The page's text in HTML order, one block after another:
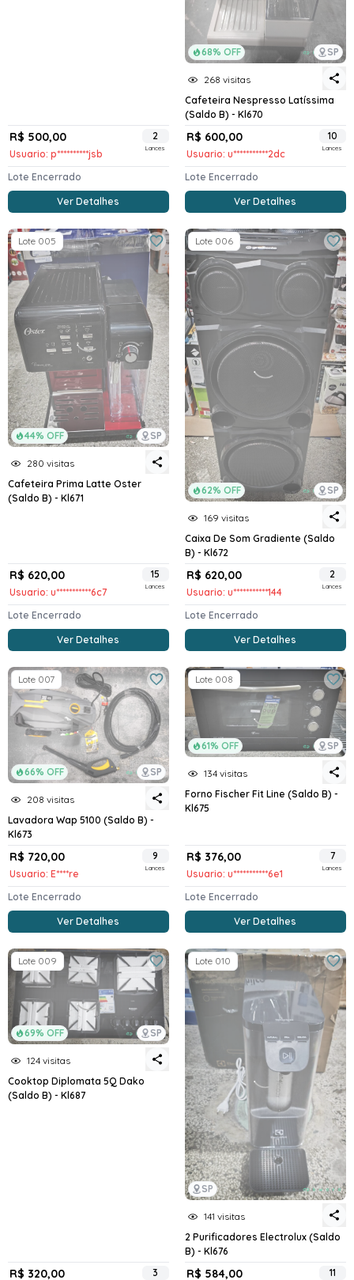
R$ 500,00
Usuario: p**********jsb
2
Lances
Lote Encerrado
Ver Detalhes
68% OFF SP
268 visitas
Cafeteira Nespresso Latíssima
(Saldo B) - Kl670
R$ 600,00
Usuario: u***********2dc
10
Lances
Lote Encerrado
Ver Detalhes
44% OFF SP
Lote 005
280 visitas
Cafeteira Prima Latte Oster
(Saldo B) - Kl671
R$ 620,00
Usuario: u***********6c7
15
Lances
Lote Encerrado
Ver Detalhes
62% OFF SP
Lote 006
169 visitas
Caixa De Som Gradiente (Saldo
B) - Kl672
R$ 620,00
Usuario: u***********144
2
Lances
Lote Encerrado
Ver Detalhes
66% OFF SP
Lote 007
208 visitas
Lavadora Wap 5100 (Saldo B) -
Kl673
R$ 720,00
Usuario: E****re
9
Lances
Lote Encerrado
Ver Detalhes
61% OFF SP
Lote 008
134 visitas
Forno Fischer Fit Line (Saldo B) -
Kl675
R$ 376,00
Usuario: u***********6e1
7
Lances
Lote Encerrado
Ver Detalhes
69% OFF SP
Lote 009
124 visitas
Cooktop Diplomata 5Q Dako
(Saldo B) - Kl687
R$ 320,00 3
SP
Lote 010
141 visitas
2 Purificadores Electrolux (Saldo
B) - Kl676
R$ 584,00 11